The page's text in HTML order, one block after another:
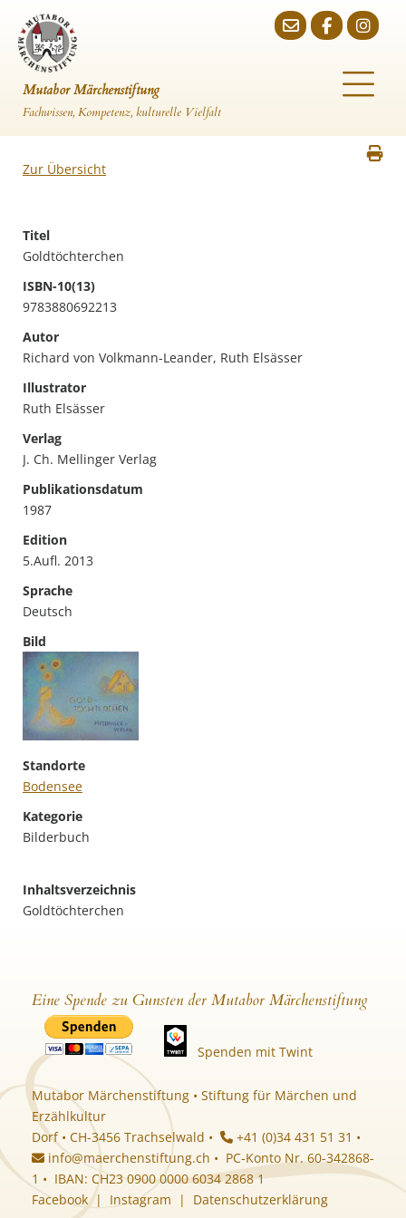
Mutabor Märchenstiftung
Fachwissen, Kompetenz, kulturelle Vielfalt
Zur Übersicht
Titel
Goldtöchterchen
ISBN-10(13)
9783880692213
Autor
Richard von Volkmann-Leander, Ruth Elsässer
Illustrator
Ruth Elsässer
Verlag
J. Ch. Mellinger Verlag
Publikationsdatum
1987
Edition
5.Aufl. 2013
Sprache
Deutsch
Bild
Standorte
Bodensee
Kategorie
Bilderbuch
Inhaltsverzeichnis
Goldtöchterchen
Eine Spende zu Gunsten der Mutabor Märchenstiftung
Spenden mit Twint
Mutabor Märchenstiftung • Stiftung für Märchen und
Erzählkultur
Dorf • CH-3456 Trachselwald •
+41 (0)34 431 51 31 •
info@maerchenstiftung.ch • PC-Konto Nr. 60-342868-
1 • IBAN: CH23 0900 0000 6034 2868 1
Facebook| Instagram | Datenschutzerklärung